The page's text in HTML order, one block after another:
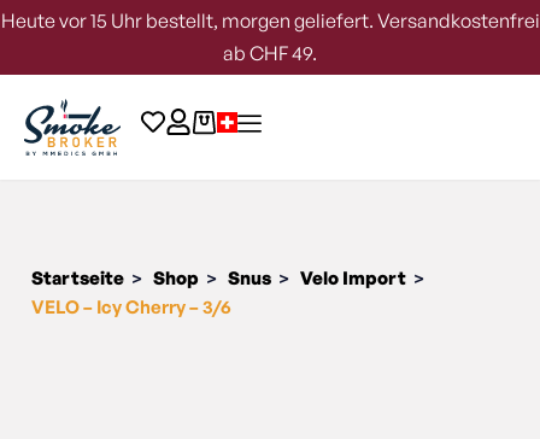
Heute vor 15 Uhr bestellt, morgen geliefert. Versandkostenfrei
ab CHF 49.
Startseite > Shop > Snus > Velo Import >
VELO – Icy Cherry – 3/6